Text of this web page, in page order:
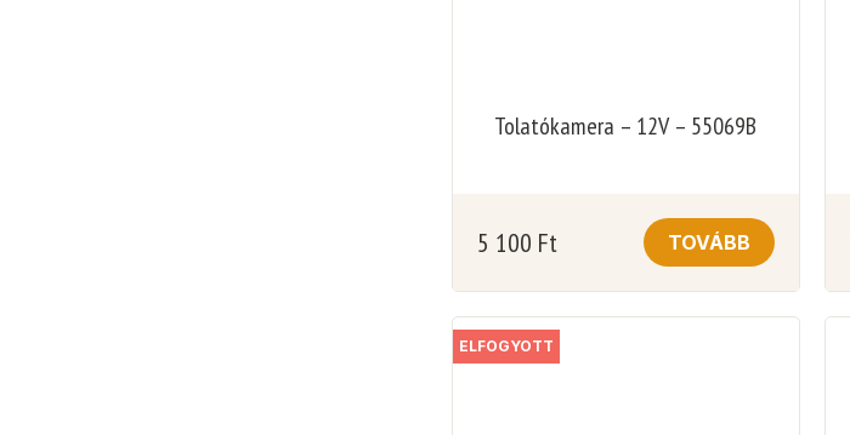
Tolatókamera – 12V – 55069B
5 100 Ft TOVÁBB
ELFOGYOTT